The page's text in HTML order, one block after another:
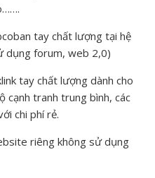
tay chất lượng tại hệ
dụng forum, web 2,0)
tay chất lượng dành cho
cạnh tranh trung bình, các
chi phí rẻ.
riêng không sử dụng